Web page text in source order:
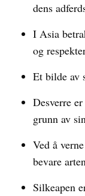
dens
I Asia
og
Et bilde av
Desverre
grunn av
Ved å
bevare
Silkeapen